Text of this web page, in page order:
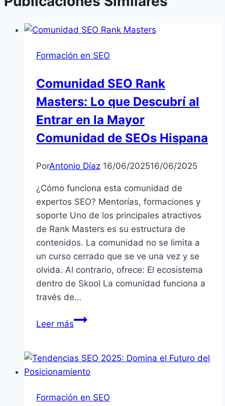
Formación en SEO
Comunidad SEO Rank
Masters: Lo que Descubrí al
Entrar en la Mayor
Comunidad de SEOs Hispana
PorAntonio Díaz 16/06/202516/06/2025
¿Cómo funciona esta comunidad de
expertos SEO? Mentorías, formaciones y
soporte Uno de los principales atractivos
de Rank Masters es su estructura de
contenidos. La comunidad no se limita a
un curso cerrado que se ve una vez y se
olvida. Al contrario, ofrece: El ecosistema
dentro de Skool La comunidad funciona a
través de…
Leer másComunidad
Masters:
Lo
Descubrí
Formación en SEO